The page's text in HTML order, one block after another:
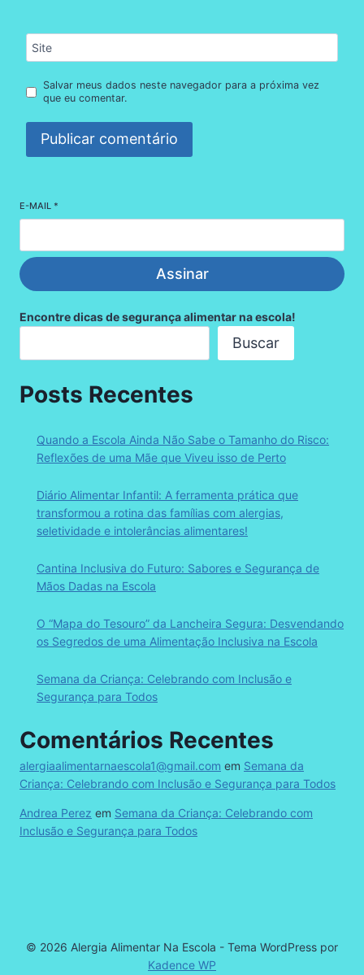
Site
Salvar meus dados neste navegador para a próxima vez
que eu comentar.
E-MAIL *
Assinar
Encontre dicas de segurança alimentar na escola!
Buscar
Posts Recentes
Quando a Escola Ainda Não Sabe o Tamanho do Risco:
Reflexões de uma Mãe que Viveu isso de Perto
Diário Alimentar Infantil: A ferramenta prática que
transformou a rotina das famílias com alergias,
seletividade e intolerâncias alimentares!
Cantina Inclusiva do Futuro: Sabores e Segurança de
Mãos Dadas na Escola
O “Mapa do Tesouro” da Lancheira Segura: Desvendando
os Segredos de uma Alimentação Inclusiva na Escola
Semana da Criança: Celebrando com Inclusão e
Segurança para Todos
Comentários Recentes
alergiaalimentarnaescola1@gmail.com em Semana da
Criança: Celebrando com Inclusão e Segurança para Todos
Andrea Perez em Semana da Criança: Celebrando com
Inclusão e Segurança para Todos
© 2026 Alergia Alimentar Na Escola - Tema WordPress por
Kadence WP